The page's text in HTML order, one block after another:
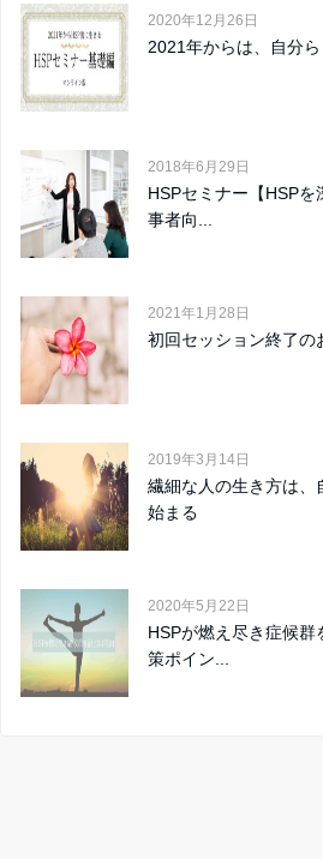
2020年12月26日
2021年からは、自分
2018年6月29日
HSPセミナー【HSP
事者向...
2021年1月28日
初回セッション終了の
2019年3月14日
繊細な人の生き方は、
始まる
2020年5月22日
HSPが燃え尽き症候
策ポイン...